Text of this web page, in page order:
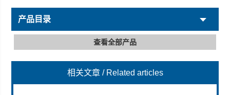
产品目录
查看全部产品
相关文章 / Related articles